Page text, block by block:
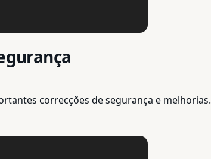
correcções de segurança e melhorias.